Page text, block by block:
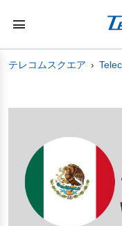
テレコムスクエア